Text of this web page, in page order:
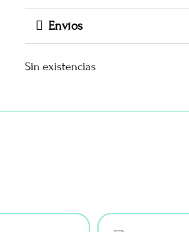
Envíos
Sin existencias